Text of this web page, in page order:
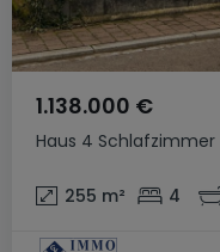
Haus 4 Schlafzimmer
1.138.000 €
255 m² 4